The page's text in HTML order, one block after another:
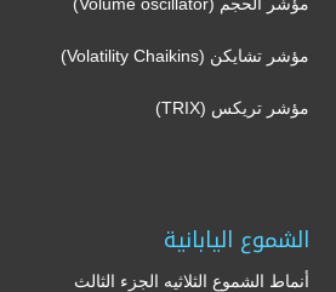
مؤشر تشايكن (Volatility Chaikins)
مؤشر تريكس (TRIX)
الشموع اليابانية
أنماط الشموع الثلاثيه الجزء الثالث